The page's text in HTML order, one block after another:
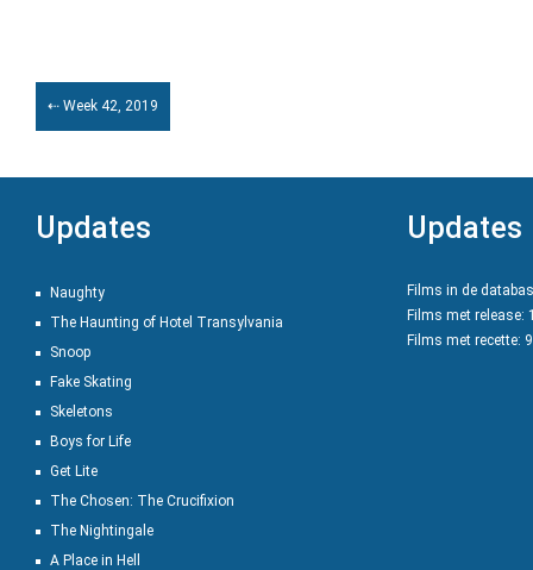
⇠ Week 42, 2019
Updates
Naughty
The Haunting of Hotel Transylvania
Snoop
Fake Skating
Skeletons
Boys for Life
Get Lite
The Chosen: The Crucifixion
The Nightingale
A Place in Hell
Updates
Films in de
Films met release:
Films met recette: